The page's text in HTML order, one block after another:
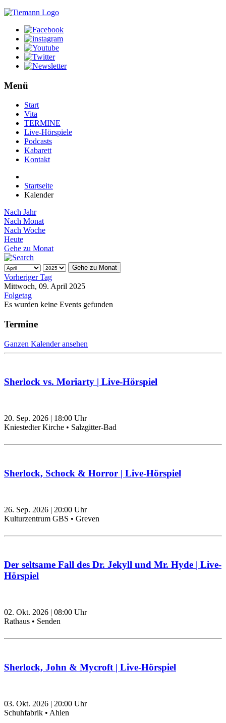
Menü
Start
Vita
TERMINE
Live-Hörspiele
Podcasts
Kabarett
Kontakt
Startseite
Kalender
Nach Jahr
Nach Monat
Nach Woche
Heute
Gehe zu Monat
Gehe zu Monat
Vorheriger Tag
Mittwoch, 09. April 2025
Folgetag
Es wurden keine Events gefunden
Termine
Ganzen Kalender ansehen
Sherlock vs. Moriarty | Live-Hörspiel
20. Sep. 2026 | 18:00 Uhr
Kniestedter Kirche • Salzgitter-Bad
Sherlock, Schock & Horror | Live-Hörspiel
26. Sep. 2026 | 20:00 Uhr
Kulturzentrum GBS • Greven
Der seltsame Fall des Dr. Jekyll und Mr. Hyde | Live-
Hörspiel
02. Okt. 2026 | 08:00 Uhr
Rathaus • Senden
Sherlock, John & Mycroft | Live-Hörspiel
03. Okt. 2026 | 20:00 Uhr
Schuhfabrik • Ahlen